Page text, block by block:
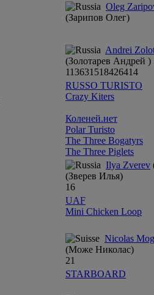
Oleg
(Зарипов Олег)
Andrei
(Золотарев Андрей )
113631518426414
RUSSO TURISTO
Crazy Kiters
Коленей.нет
Polar Turisto
The Three Bogatyrs
The Three Piglets
Ilya Zverev
(Зверев Илья)
16
UAF
Mini Сhicken Loop
Nicolas
(Може Николас)
21
STARBOARD